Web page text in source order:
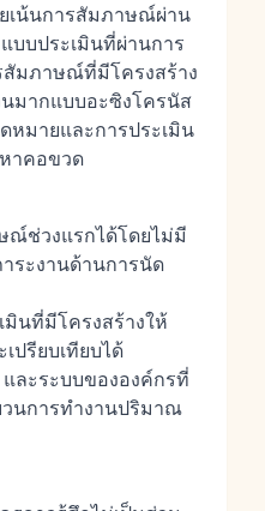
เน้นการสัมภาษณ์ผ่าน
บบประเมินที่ผ่านการ
สัมภาษณ์ที่มีโครงสร้าง
มากแบบอะซิงโครนัส
มายและการประเมิน
าคอขวด
ช่วงแรกได้โดยไม่มี
ระงานด้านการนัด
มินที่มีโครงสร้างให้
ปรียบเทียบได้
ละระบบขององค์กรที่
นการทำงานปริมาณ